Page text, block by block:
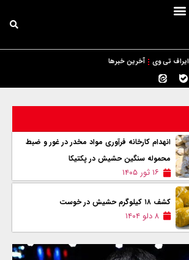
ایراف تی وی آخرین خبرها
انهدام کارخانه فرآوری مواد مخدر در غور و ضبط
محموله سنگین حشیش در پکتیکا
۱۶ ثور ۱۴۰۵
کشف ۱۸ کیلوگرم حشیش در خوست
۸ دلو ۱۴۰۴